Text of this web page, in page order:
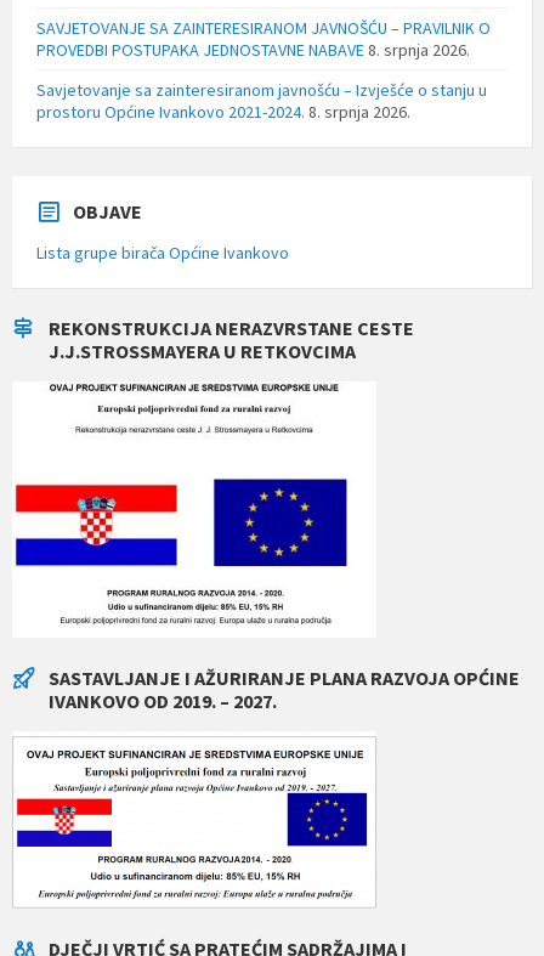
SAVJETOVANJE SA ZAINTERESIRANOM JAVNOŠĆU – PRAVILNIK O
PROVEDBI POSTUPAKA JEDNOSTAVNE NABAVE8. srpnja 2026.
Savjetovanje sa zainteresiranom javnošću – Izvješće o stanju u
prostoru Općine Ivankovo 2021-2024. 8. srpnja 2026.
OBJAVE
Lista grupe birača Općine Ivankovo
REKONSTRUKCIJA NERAZVRSTANE CESTE
J.J.STROSSMAYERA U RETKOVCIMA
SASTAVLJANJE I AŽURIRANJE PLANA RAZVOJA OPĆINE
IVANKOVO OD 2019. – 2027.
DJEČJI VRTIĆ SA PRATEĆIM SADRŽAJIMA I